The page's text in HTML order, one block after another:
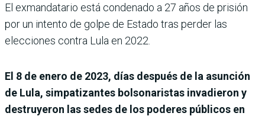
El exmandatario está condenado a 27 años de prisión
por un intento de golpe de Estado tras perder las
elecciones contra Lula en 2022.
El 8 de enero de 2023, días después de la asunción
de Lula, simpatizantes bolsonaristas invadieron y
destruyeron las sedes de los poderes públicos en